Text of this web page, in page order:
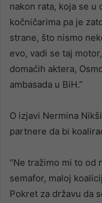
nakon rata, koja se
kočničarima pa je
strane, što nismo
evo, vadi se taj
domaćih aktera,
ambasada u BiH.”
O izjavi Nermina
partnere da bi
“Ne tražimo mi to od
semafor, maloj
Pokret za državu da